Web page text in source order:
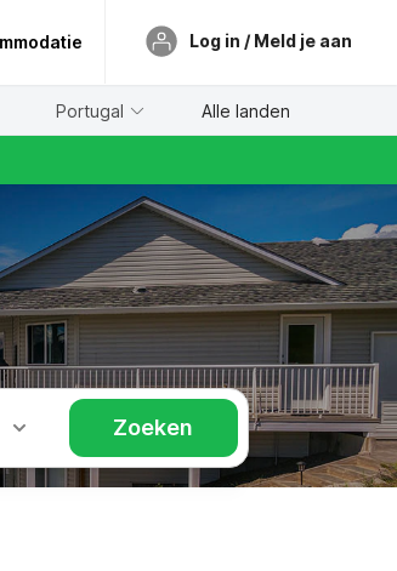
Log in / Meld je aan
Portugal Alle landen
Zoeken